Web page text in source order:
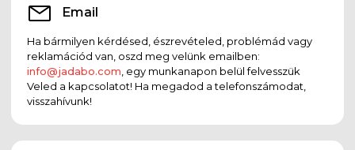
Email
Ha bármilyen kérdésed, észrevételed, problémád vagy
reklamációd van, oszd meg velünk emailben:
info@jadabo.com , egy munkanapon belül felvesszük
Veled a kapcsolatot! Ha megadod a telefonszámodat,
visszahívunk!